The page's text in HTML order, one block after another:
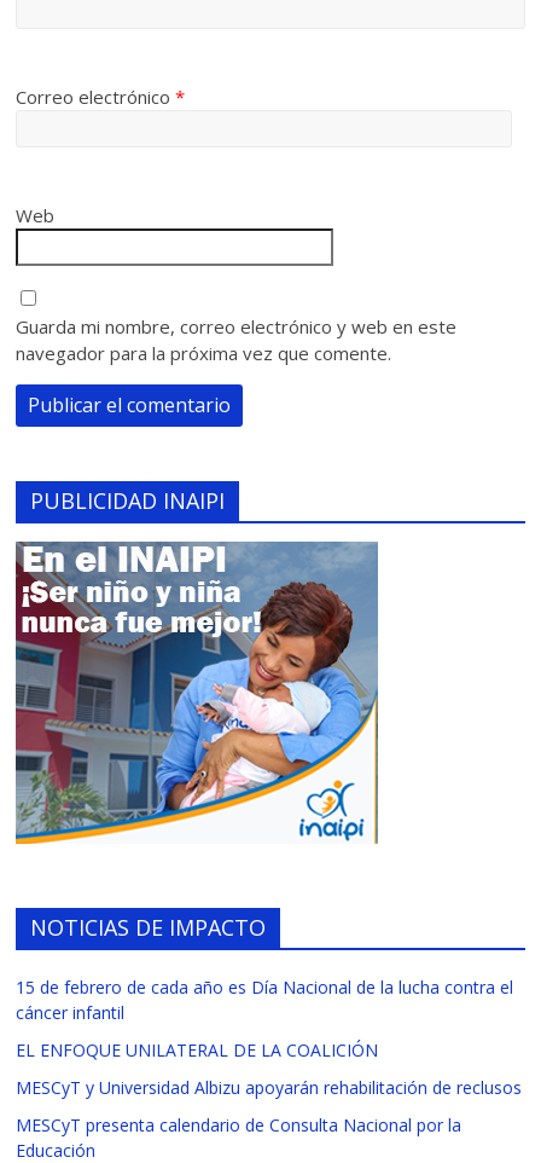
Correo electrónico*
Web
Guarda mi nombre, correo electrónico y web en este
navegador para la próxima vez que comente.
PUBLICIDAD INAIPI
NOTICIAS DE IMPACTO
15 de febrero de cada año es Día Nacional de la lucha contra el
cáncer infantil
EL ENFOQUE UNILATERAL DE LA COALICIÓN
MESCyT y Universidad Albizu apoyarán rehabilitación de reclusos
MESCyT presenta calendario de Consulta Nacional por la
Educación